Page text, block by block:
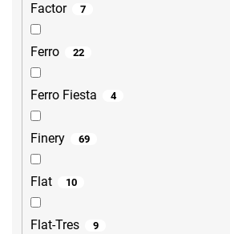
Factor 7
Ferro 22
Ferro Fiesta 4
Finery 69
Flat 10
Flat-Tres 9